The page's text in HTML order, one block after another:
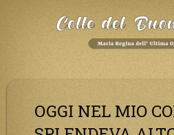
OGGI NEL MIO